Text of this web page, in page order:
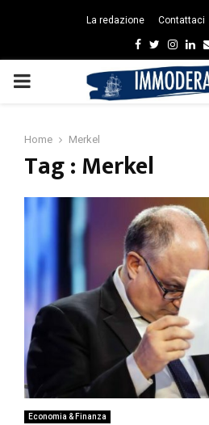
La redazione Contattaci
Facebook
Twitter
PRIMARY
Home Merkel
Tag : Merkel
Economia & Finanza